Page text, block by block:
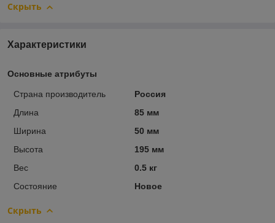
Скрыть
Характеристики
Основные атрибуты
Страна производитель
Россия
Длина
85 мм
Ширина
50 мм
Высота
195 мм
Вес
0.5 кг
Состояние
Новое
Скрыть